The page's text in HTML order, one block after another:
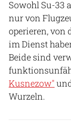
Sowohl Su-33
nur von
operieren, von
im Dienst
Beide sind
Kusnezow"
Wurzeln.